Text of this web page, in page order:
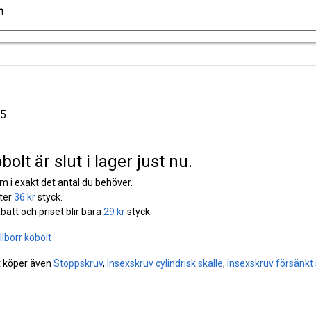
är slut i lager just nu.
i exakt det antal du behöver.
36 krstyck.
och priset blir bara 29 krstyck.
kobolt
även Stoppskruv, Insexskruv cylindrisk skalle, Insexskruv försänkt